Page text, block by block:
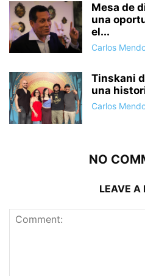
Mesa de
una
el...
Carlos
Tinskani
una
Carlos
NO
LEAVE A